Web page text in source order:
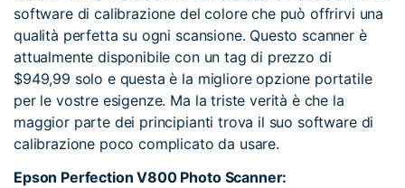
software di calibrazione del colore che può offrirvi una
qualità perfetta su ogni scansione. Questo scanner è
attualmente disponibile con un tag di prezzo di
$949,99 solo e questa è la migliore opzione portatile
per le vostre esigenze. Ma la triste verità è che la
maggior parte dei principianti trova il suo software di
calibrazione poco complicato da usare.
Epson Perfection V800 Photo Scanner: